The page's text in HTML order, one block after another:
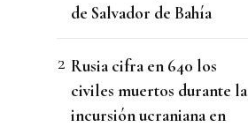
de Salvador de Bahía
Rusia cifra en 640 los
civiles muertos durante la
incursión ucraniana en